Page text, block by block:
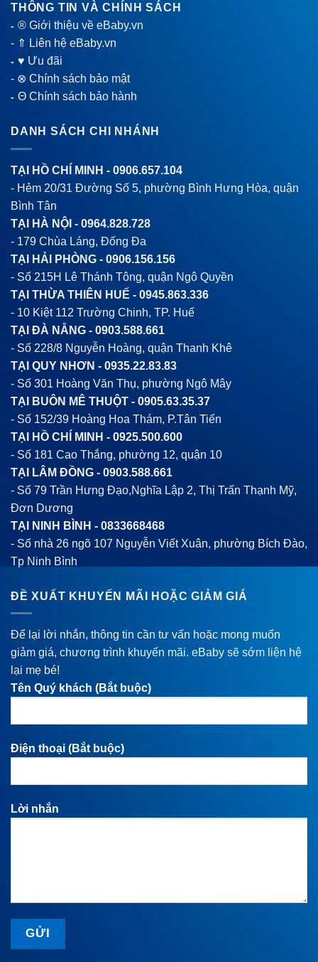
THÔNG TIN VÀ CHÍNH SÁCH
-® Giới thiệu về eBaby.vn
- ⇑ Liên hệ eBaby.vn
-♥ Ưu đãi
- ⊗ Chính sách bảo mật
-Θ Chính sách bảo hành
DANH SÁCH CHI NHÁNH
TẠI HỒ CHÍ MINH - 0906.657.104
- Hẻm 20/31 Đường Số 5, phường Bình Hưng Hòa, quận
Bình Tân
TẠI HÀ NỘI - 0964.828.728
- 179 Chùa Láng, Đống Đa
TẠI HẢI PHÒNG - 0906.156.156
- Số 215H Lê Thánh Tông, quận Ngô Quyền
TẠI THỪA THIÊN HUẾ - 0945.863.336
- 10 Kiệt 112 Trường Chinh, TP. Huế
TẠI ĐÀ NẴNG - 0903.588.661
- Số 228/8 Nguyễn Hoàng, quận Thanh Khê
TẠI QUY NHƠN - 0935.22.83.83
- Số 301 Hoàng Văn Thụ, phường Ngô Mây
TẠI BUÔN MÊ THUỘT - 0905.63.35.37
- Số 152/39 Hoàng Hoa Thám, P.Tân Tiến
TẠI HỒ CHÍ MINH - 0925.500.600
- Số 181 Cao Thắng, phường 12, quận 10
TẠI LÂM ĐỒNG - 0903.588.661
- Số 79 Trần Hưng Đạo,Nghĩa Lập 2, Thị Trấn Thạnh Mỹ,
Đơn Dương
TẠI NINH BÌNH - 0833668468
- Số nhà 26 ngõ 107 Nguyễn Viết Xuân, phường Bích Đào,
Tp Ninh Bình
ĐỀ XUẤT KHUYẾN MÃI HOẶC GIẢM GIÁ
Để lại lời nhắn, thông tin cần tư vấn hoặc mong muốn
giảm giá, chương trình khuyến mãi. eBaby sẽ sớm liện hệ
lại mẹ bé!
Tên Quý khách (Bắt buộc)
Điện thoại (Bắt buộc)
Lời nhắn